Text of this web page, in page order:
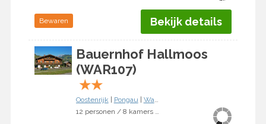
Bewaren Bekijk details
Bauernhof Hallmoos
(WAR107)
★★
Oostenrijk Pongau
Wagrain
12 personen / 8 kamers / 5 slaapkamers